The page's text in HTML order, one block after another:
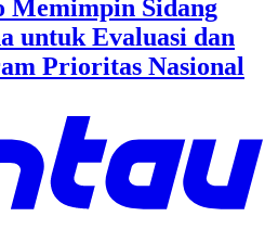
Memimpin Sidang
untuk Evaluasi dan
Prioritas Nasional